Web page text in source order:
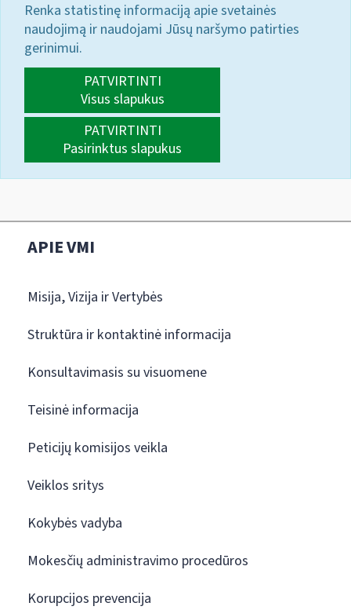
Renka statistinę informaciją apie svetainės
naudojimą ir naudojami Jūsų naršymo patirties
gerinimui.
PATVIRTINTI
Visus slapukus
PATVIRTINTI
Pasirinktus slapukus
APIE VMI
Misija, Vizija ir Vertybės
Struktūra ir kontaktinė informacija
Konsultavimasis su visuomene
Teisinė informacija
Peticijų komisijos veikla
Veiklos sritys
Kokybės vadyba
Mokesčių administravimo procedūros
Korupcijos prevencija